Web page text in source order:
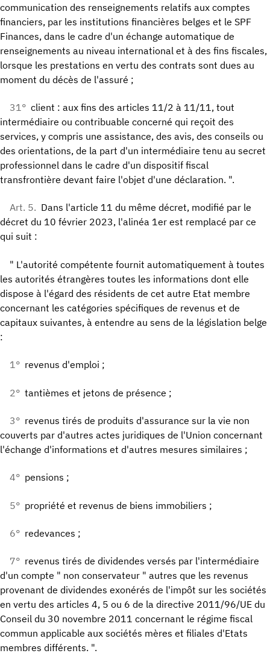
communication des renseignements relatifs aux comptes
financiers, par les institutions financières belges et le SPF
Finances, dans le cadre d'un échange automatique de
renseignements au niveau international et à des fins fiscales,
lorsque les prestations en vertu des contrats sont dues au
moment du décès de l'assuré ;
31° client : aux fins des articles 11/2 à 11/11, tout
intermédiaire ou contribuable concerné qui reçoit des
services, y compris une assistance, des avis, des conseils ou
des orientations, de la part d'un intermédiaire tenu au secret
professionnel dans le cadre d'un dispositif fiscal
transfrontière devant faire l'objet d'une déclaration. ".
Art. 5. Dans l'article 11 du même décret, modifié par le
décret du 10 février 2023, l'alinéa 1er est remplacé par ce
qui suit :
" L'autorité compétente fournit automatiquement à toutes
les autorités étrangères toutes les informations dont elle
dispose à l'égard des résidents de cet autre Etat membre
concernant les catégories spécifiques de revenus et de
capitaux suivantes, à entendre au sens de la législation belge
:
1° revenus d'emploi ;
2° tantièmes et jetons de présence ;
3° revenus tirés de produits d'assurance sur la vie non
couverts par d'autres actes juridiques de l'Union concernant
l'échange d'informations et d'autres mesures similaires ;
4° pensions ;
5° propriété et revenus de biens immobiliers ;
6° redevances ;
7° revenus tirés de dividendes versés par l'intermédiaire
d'un compte " non conservateur " autres que les revenus
provenant de dividendes exonérés de l'impôt sur les sociétés
en vertu des articles 4, 5 ou 6 de la directive 2011/96/UE du
Conseil du 30 novembre 2011 concernant le régime fiscal
commun applicable aux sociétés mères et filiales d'Etats
membres différents. ".